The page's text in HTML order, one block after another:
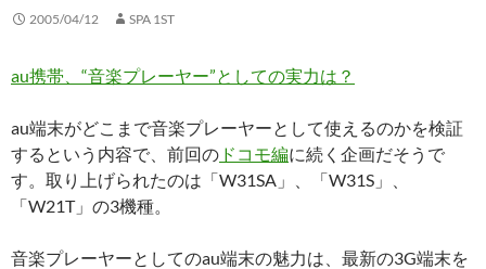
2005/04/12 SPA 1ST
au携帯、“音楽プレーヤー”としての実力は？
au端末がどこまで音楽プレーヤーとして使えるのかを検証
するという内容で、前回の ドコモ編に続く企画だそうで
す。取り上げられたのは「W31SA」、「W31S」、
「W21T」の3機種。
音楽プレーヤーとしてのau端末の魅力は、最新の3G端末を